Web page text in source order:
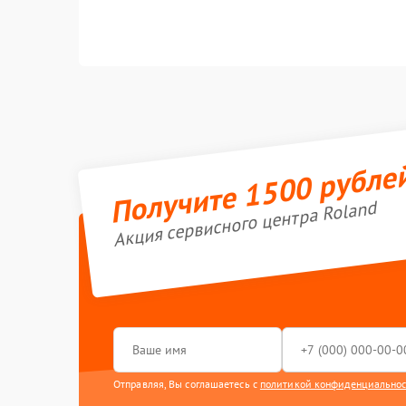
Получите 1500
Акция сервисного центра Roland
Отправляя, Вы соглашаетесь с политикой